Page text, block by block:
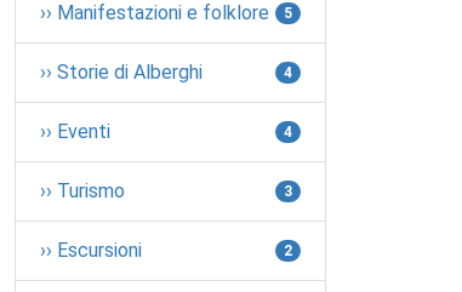
›› Manifestazioni e folklore 5
›› Storie di Alberghi 4
›› Eventi 4
›› Turismo 3
›› Escursioni 2